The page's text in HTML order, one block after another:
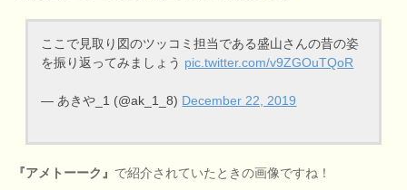
ここで見取り図のツッコミ担当である盛山さんの昔の姿
を振り返ってみましょう pic.twitter.com/v9ZGOuTQoR
— あきや_1 (@ak_1_8) December 22, 2019
『アメトーーク』 で紹介されていたときの画像ですね！